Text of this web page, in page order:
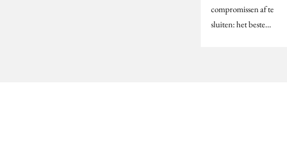
compromissen af te
sluiten: het beste…